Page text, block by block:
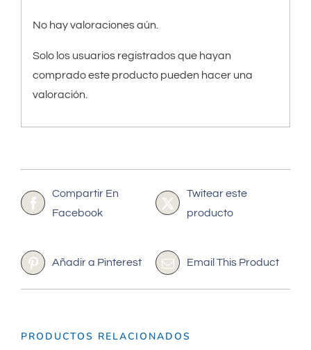
No hay valoraciones aún.
Solo los usuarios registrados que hayan
comprado este producto pueden hacer una
valoración.
Compartir En
Facebook
Twitear este
producto
Añadir a Pinterest Email This Product
PRODUCTOS RELACIONADOS